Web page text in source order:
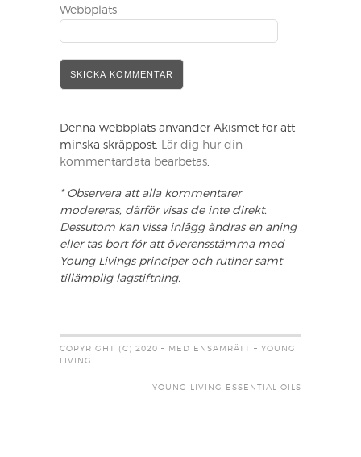
Webbplats
Denna webbplats använder Akismet för att
minska skräppost. Lär dig hur din
kommentardata bearbetas.
* Observera att alla kommentarer
modereras, därför visas de inte direkt.
Dessutom kan vissa inlägg ändras en aning
eller tas bort för att överensstämma med
Young Livings principer och rutiner samt
tillämplig lagstiftning.
COPYRIGHT (C) 2020 – MED ENSAMRÄTT – YOUNG
LIVING
YOUNG LIVING ESSENTIAL OILS